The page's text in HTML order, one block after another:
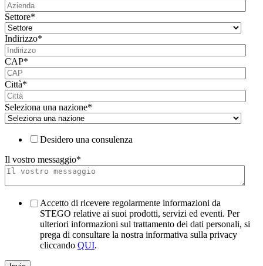
Settore*
Indirizzo*
CAP*
Città*
Seleziona una nazione*
Desidero una consulenza
Il vostro messaggio*
Accetto di ricevere regolarmente informazioni da
STEGO relative ai suoi prodotti, servizi ed eventi. Per
ulteriori informazioni sul trattamento dei dati personali, si
prega di consultare la nostra informativa sulla privacy
cliccando QUI.